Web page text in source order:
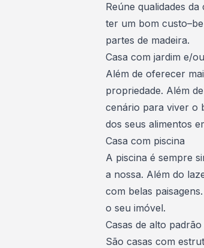
Reúne qualidades
ter um bom
partes de madeira.
Casa com jardim e/
Além de oferecer
propriedade. Além
cenário para viver o
dos seus alimentos
Casa com piscina
A piscina é sempre
a nossa. Além do
com belas
o seu imóvel.
Casas de alto
São casas com